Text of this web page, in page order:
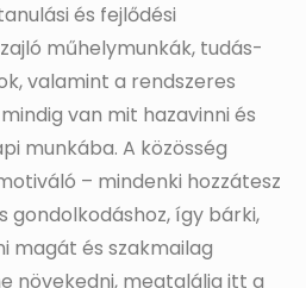
és fejlődési
műhelymunkák, tudás-
valamint a rendszeres
van mit hazavinni és
munkába. A közösség
– mindenki hozzátesz
gondolkodáshoz, így bárki,
magát és szakmailag
növekedni, megtalálja itt a